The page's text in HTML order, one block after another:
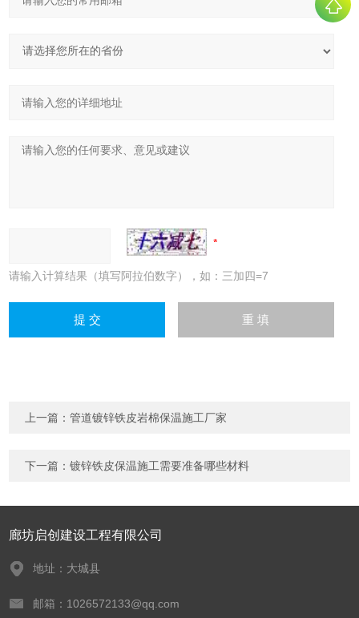
请输入计算结果（填写阿拉伯数字），如：三加四=7
上一篇：管道镀锌铁皮岩棉保温施工厂家
下一篇：镀锌铁皮保温施工需要准备哪些材料
廊坊启创建设工程有限公司
地址：大城县
邮箱：1026572133@qq.com